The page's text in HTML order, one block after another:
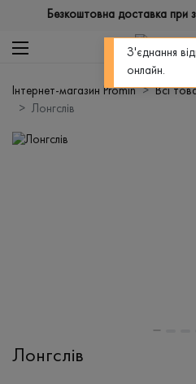
Безкоштовна доставка при
Інтернет-магазин Promin Всі
Лонгслів
Лонгслів
З'єднання
онлайн.